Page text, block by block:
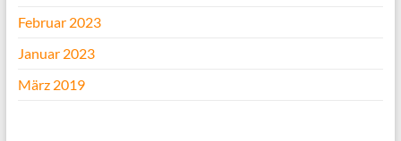
Februar 2023
Januar 2023
März 2019